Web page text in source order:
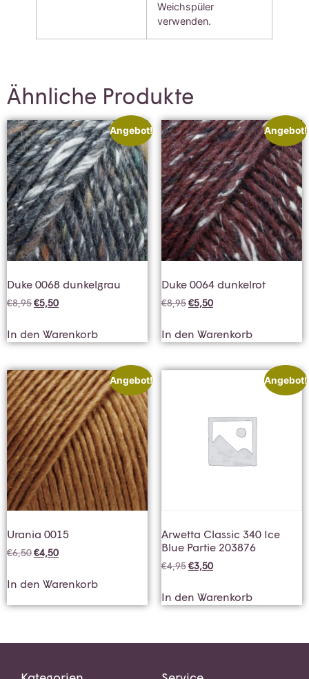
Weichspüler
verwenden.
Ähnliche Produkte
Angebot!
Duke 0068 dunkelgrau
€8,95€5,50
In den Warenkorb
Angebot!
Duke 0064 dunkelrot
€8,95€5,50
In den Warenkorb
Angebot!
Urania 0015
€6,50€4,50
In den Warenkorb
Angebot!
Arwetta Classic 340 Ice
Blue Partie 203876
€4,95€3,50
In den Warenkorb